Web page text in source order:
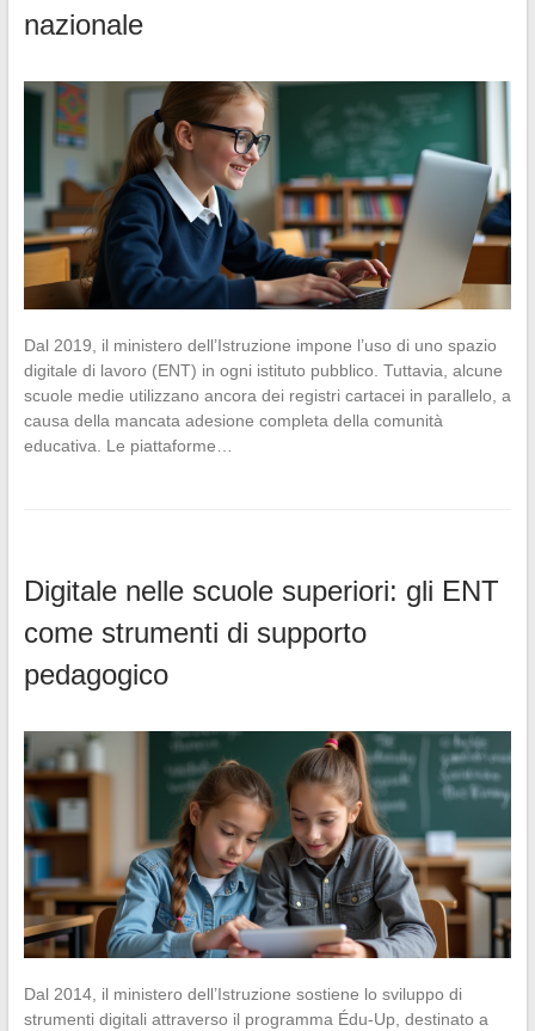
nazionale
Dal 2019, il ministero dell’Istruzione impone l’uso di uno spazio
digitale di lavoro (ENT) in ogni istituto pubblico. Tuttavia, alcune
scuole medie utilizzano ancora dei registri cartacei in parallelo, a
causa della mancata adesione completa della comunità
educativa. Le piattaforme…
Digitale nelle scuole superiori: gli ENT
come strumenti di supporto
pedagogico
Dal 2014, il ministero dell’Istruzione sostiene lo sviluppo di
strumenti digitali attraverso il programma Édu-Up, destinato a